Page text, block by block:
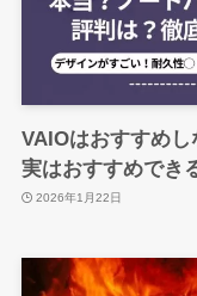
VAIOはおすすめ
実はおすすめでき
2026年1月22日